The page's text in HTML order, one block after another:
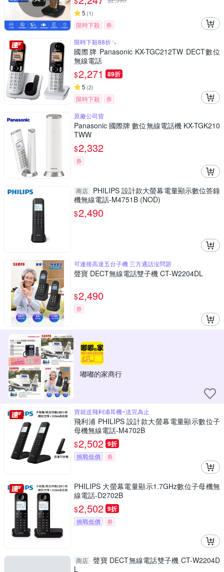
5 (1)
限時下殺
券
限時下殺88折↘
國際牌 Panasonic KX-TGC212TW DECT數位
無線電話
$2,271 89折
5 (2)
限時下殺
券
原廠公司貨
Panasonic 國際牌 數位無線電話機 KX-TGK210
TWW
$2,332
券
商店
PHILIPS 設計款大螢幕電量顯示數位答錄
機無線電話-M4751B (NOD)
$2,490
可連接高達五台子機 三方通話沒問題
聲寶 DECT無線電話雙子機 CT-W2204DL
$2,490
券
嘟嘟的家商行
買就送飛利浦耳機~送完為止
飛利浦 PHILIPS 設計款大螢幕電量顯示數位子
母機無線電話-M4702B
$2,502 9折
挑戰低價 券
PHILIPS 大螢幕電量顯示1.7GHz數位子母機無
線電話-D2702B
$2,502 9折
挑戰低價 券
商店 聲寶 DECT無線電話雙子機 CT-W2204D
L